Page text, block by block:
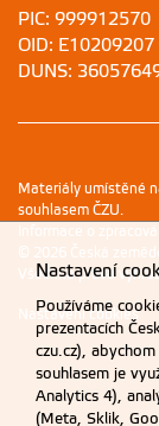
PIC: 999912570
OID: E10209207
DUNS:
Materiály umístěné
souhlasem ČZU.
Informace o
© 2026 Česká
Všechna práva
Nastavení cookies
Nastavení
Používáme
prezentacích
czu.cz),
souhlasem je
Analytics 4),
(Meta, Sklik,